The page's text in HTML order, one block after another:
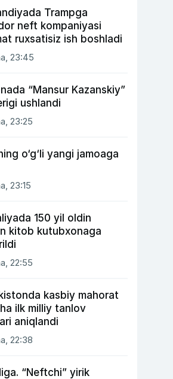
Trampga
neft kompaniyasi
ruxsatisiz ish boshladi
23:45
“Mansur Kazanskiy”
ushlandi
23:25
o‘g‘li yangi jamoaga
23:15
150 yil oldin
kitob kutubxonaga
22:55
kasbiy mahorat
ilk milliy tanlov
aniqlandi
22:38
“Neftchi” yirik